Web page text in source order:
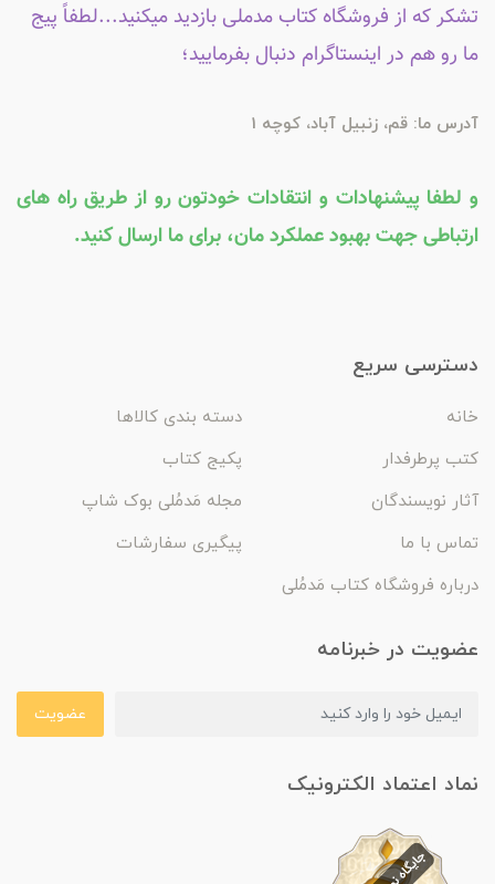
تشکر که از فروشگاه کتاب مدملی بازدید میکنید...لطفاً پیج
ما رو هم در اینستاگرام دنبال بفرمایید؛
آدرس ما: قم، زنبیل آباد، کوچه 1
و لطفا پیشنهادات و انتقادات خودتون رو از طریق راه های
ارتباطی جهت بهبود عملکرد مان، برای ما ارسال کنید.
دسترسی سریع
خانه
دسته بندی کالاها
کتب پرطرفدار
پکیج کتاب
آثار نویسندگان
مجله مَدمُلی بوک شاپ
تماس با ما
پیگیری سفارشات
درباره فروشگاه کتاب مَدمُلی
عضویت در خبرنامه
عضویت
نماد اعتماد الکترونیک